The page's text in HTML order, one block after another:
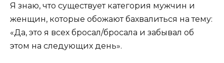
Я знаю, что существует категория мужчин и
женщин, которые обожают бахвалиться на тему:
«Да, это я всех бросал/бросала и забывал об
этом на следующих день».